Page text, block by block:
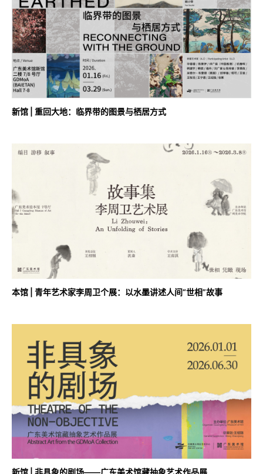
新馆 | 重回大地：临界带的图景与栖居方式
本馆 | 青年艺术家李周卫个展：以水墨讲述人间“世相”故事